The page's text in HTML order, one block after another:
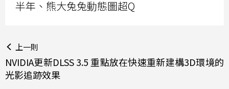
半年、熊大兔兔動態圖超Q
上一則
NVIDIA更新DLSS 3.5 重點放在快速重新建構3D環境的
光影追跡效果